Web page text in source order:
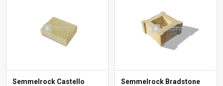
Semmelrock Castello
Semmelrock Bradstone